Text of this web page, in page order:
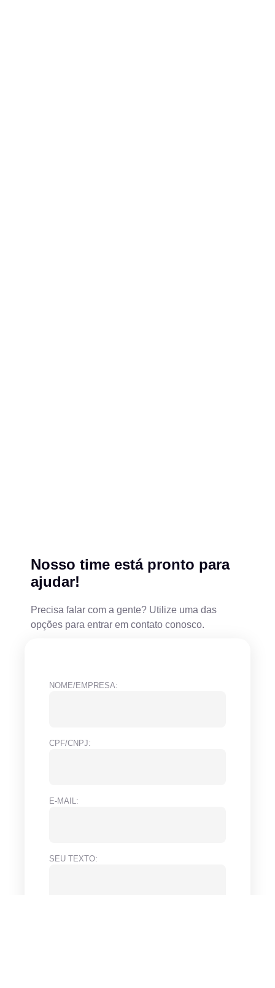
Nosso time está pronto para
ajudar!
Precisa falar com a gente? Utilize uma das
opções para entrar em contato conosco.
NOME/EMPRESA:
CPF/CNPJ:
E-MAIL:
SEU TEXTO: